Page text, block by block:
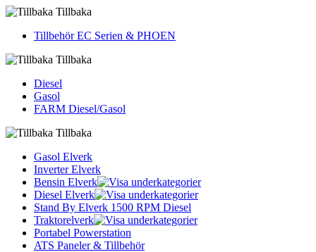
Tillbaka
Tillbehör EC Serien & PHOEN
Tillbaka
Diesel
Gasol
FARM Diesel/Gasol
Tillbaka
Gasol Elverk
Inverter Elverk
Bensin Elverk
Diesel Elverk
Stand By Elverk 1500 RPM Diesel
Traktorelverk
Portabel Powerstation
ATS Paneler & Tillbehör